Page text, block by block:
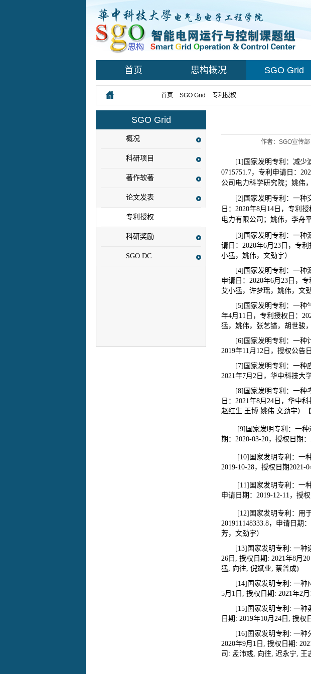
首页 思构概况 SGO Grid
首页 SGO Grid 专利授权
SGO Grid
概况
科研项目
著作软著
论文发表
专利授权
科研奖励
SGO DC
作者：SGO宣传
[1]国家发明专利：减少
0715751.7，专利申请日：
公司电力科学研究院；姚伟
[2]国家发明专利：一种
日：2020年8月14日，专利
电力有限公司；姚伟，李舟
[3]国家发明专利：一种
请日：2020年6月23日，专
小猛，姚伟，文劲宇）
[4]国家发明专利：一种
申请日：2020年6月23日，
艾小猛，许梦瑶，姚伟，文劲
[5]国家发明专利：一种
年4月11日，专利授权日：
猛，姚伟，张艺镨，胡世骏
[6]国家发明专利：一种
2019年11月12日，授权公告
[7]国家发明专利：一种
2021年7月2日，华中科技大
[8]国家发明专利：一种
日：2021年8月24日，华中
赵红生 王博 姚伟 文劲宇）【
[9]国家发明专利：一种
期：2020-03-20，授权日期
[10]国家发明专利：一
2019-10-28，授权日期2021-
[11]国家发明专利：一
申请日期：2019-12-11，授
[12]国家发明专利：用
201911148333.8，申请日期
芳，文劲宇）
[13]国家发明专利: 一种
26日, 授权日期: 2021年8月
猛, 向往, 倪斌业, 蔡普成)
[14]国家发明专利: 一种
5月1日, 授权日期: 2021年2
[15]国家发明专利: 一种
日期: 2019年10月24日, 授
[16]国家发明专利: 一种
2020年9月1日, 授权日期:
司: 孟沛彧, 向往, 迟永宁, 王